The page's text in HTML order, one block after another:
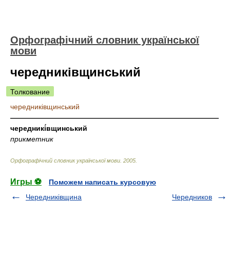
Орфографічний словник української
мови
чередниківщинський
Толкование
чередниківщинський
—————————————————————————————
чередникі́вщинський
прикметник
Орфографічний словник української мови 2005
Игры ⚽
Поможем написать курсовую
Чередниківщина
Чередников